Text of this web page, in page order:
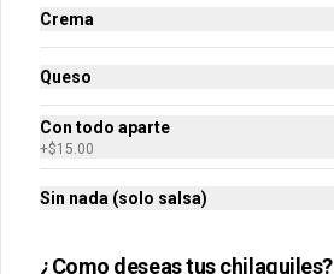
$30.00
$15.00
Crema
Queso
Con todo aparte
+$15.00
Sin nada (solo salsa)
¿Como deseas tus chilaquiles?